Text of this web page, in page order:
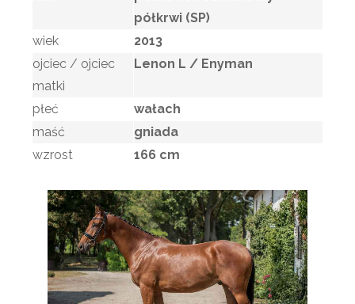
półkrwi (SP)
wiek
2013
ojciec / ojciec
matki
Lenon L / Enyman
płeć
wałach
maść
gniada
wzrost
166 cm